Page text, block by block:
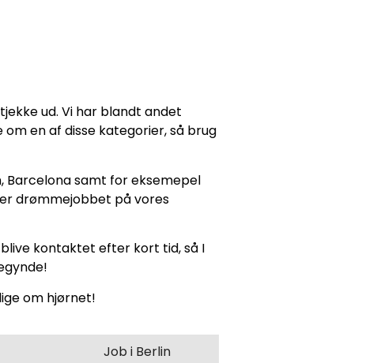
ud. Vi har blandt andet
en af disse kategorier, så brug
Barcelona samt for eksemepel
drømmejobbet på vores
blive kontaktet efter kort tid, så I
om hjørnet!
Job i Berlin